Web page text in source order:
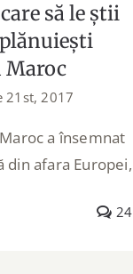
să le știi
Maroc
21st, 2017
a însemnat
din afara Europei,
24